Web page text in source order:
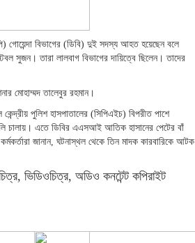
গোয়েন্দা বিভাগের (ডিবি) দুই সদস্য আহত হয়েছেন বলে
তারা লালবাগ বিভাগের দায়িত্বে ছিলেন। তাদের
মোহাম্মদ তালেবুর রহমান।
পুলিশ হাসপাতালের (সিপিএইচ) বিপরীত পাশে
চালায়। এতে ডিবির এএসআই আতিক হাসানের পেটের বাঁ
জানান, ঘটনাস্থল থেকে তিন মাদক কারবারিকে আটক
ভিডিওচিত্র, অডিও কনটেন্ট কপিরাইট